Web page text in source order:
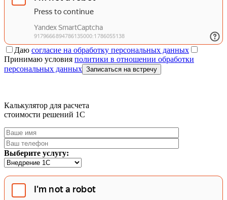
Даю согласие на обработку персональных данных
Принимаю условия политики в отношении обработки
персональных данных Записаться на встречу
Калькулятор для расчета
стоимости решений 1C
Выберите услугу: